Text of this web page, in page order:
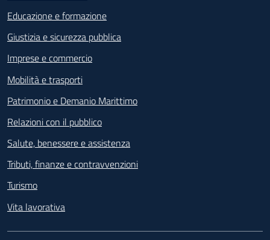
Educazione e formazione
Giustizia e sicurezza pubblica
Imprese e commercio
Mobilità e trasporti
Patrimonio e Demanio Marittimo
Relazioni con il pubblico
Salute, benessere e assistenza
Tributi, finanze e contravvenzioni
Turismo
Vita lavorativa